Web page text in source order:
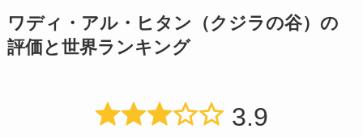
ワディ・アル・ヒタン（クジラの谷）の
評価と世界ランキング
3.9